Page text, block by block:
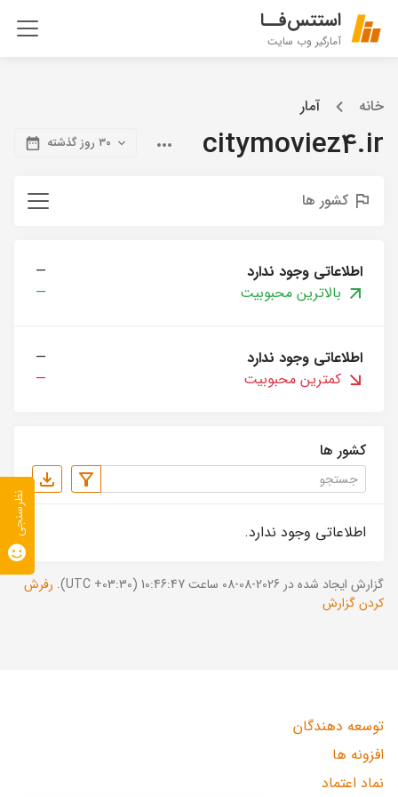
استتس‌فــا
آمارگیر وب سایت
خانه آمار
citymoviez4.ir ۳۰ روز گذشته
کشور ها
اطلاعاتی وجود ندارد
—
بالاترین محبوبیت
—
اطلاعاتی وجود ندارد
—
کمترین محبوبیت
—
کشور ها
اطلاعاتی وجود ندارد.
گزارش ایجاد شده در 2026-08-08 ساعت 10:46:47 (UTC +03:30).
رفرش
کردن گزارش
توسعه دهندگان
افزونه ها
نماد اعتماد
نظرسنجی